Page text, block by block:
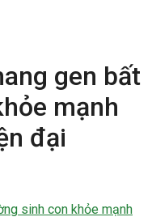
gen bất
mạnh
đại